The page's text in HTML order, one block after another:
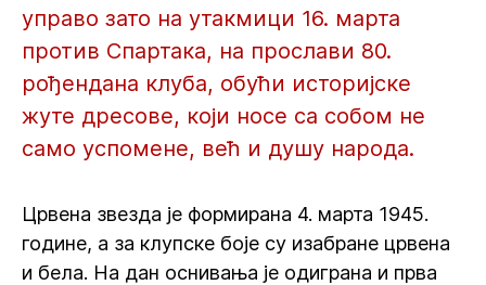
управо зато на утакмици 16. марта
против Спартака, на прослави 80.
рођендана клуба, обући историјске
жуте дресове, који носе са собом не
само успомене, већ и душу народа.
Црвена звезда је формирана 4. марта 1945.
године, а за клупске боје су изабране црвена
и бела. На дан оснивања је одиграна и прва